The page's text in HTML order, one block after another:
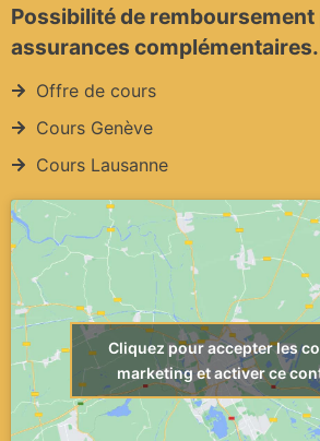
Possibilité de remboursement
assurances complémentaires.
Offre de cours
Cours Genève
Cours Lausanne
Cliquez pour accepter les
marketing et activer ce